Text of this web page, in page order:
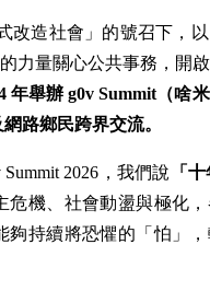
改造社會」的號召下，以
力量關心公共事務，開
年舉辦 g0v Summit（啥
路鄉民跨界交流。
2026，我們說 「
機、社會動盪與極化
持續將恐懼的「怕」